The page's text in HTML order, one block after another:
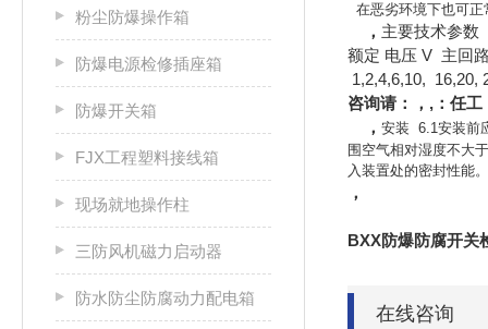
粉尘防爆操作箱
防爆电源检修插座箱
防爆开关箱
FJX工程塑料接线箱
现场就地操作柱
三防风机磁力启动器
防水防尘防腐动力配电箱
在恶劣环境下也可
， 主要技术参
额定 电压 V 主回
1,2,4,6,10,
咨询请：，,：任
， 安装 6.1安装前
围空气相对湿度不大
入装置处的密封性能
，
BXX防爆防腐开关
在线咨询